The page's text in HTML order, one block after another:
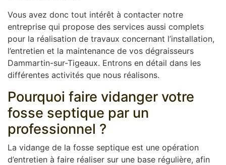
Vous avez donc tout intérêt à contacter notre
entreprise qui propose des services aussi complets
pour la réalisation de travaux concernant l’installation,
l’entretien et la maintenance de vos dégraisseurs
Dammartin-sur-Tigeaux. Entrons en détail dans les
différentes activités que nous réalisons.
Pourquoi faire vidanger votre
fosse septique par un
professionnel ?
La vidange de la fosse septique est une opération
d’entretien à faire réaliser sur une base régulière, afin